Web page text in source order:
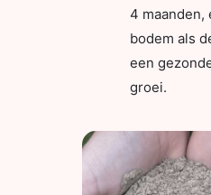
4 maanden,
bodem als
een
groei.